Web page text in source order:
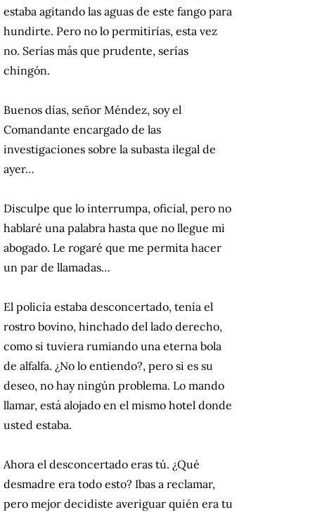
estaba agitando las aguas de este fango para
hundirte. Pero no lo permitirías, esta vez
no. Serías más que prudente, serías
chingón.
Buenos días, señor Méndez, soy el
Comandante encargado de las
investigaciones sobre la subasta ilegal de
ayer…
Disculpe que lo interrumpa, oficial, pero no
hablaré una palabra hasta que no llegue mi
abogado. Le rogaré que me permita hacer
un par de llamadas…
El policía estaba desconcertado, tenía el
rostro bovino, hinchado del lado derecho,
como si tuviera rumiando una eterna bola
de alfalfa. ¿No lo entiendo?, pero si es su
deseo, no hay ningún problema. Lo mando
llamar, está alojado en el mismo hotel donde
usted estaba.
Ahora el desconcertado eras tú. ¿Qué
desmadre era todo esto? Ibas a reclamar,
pero mejor decidiste averiguar quién era tu